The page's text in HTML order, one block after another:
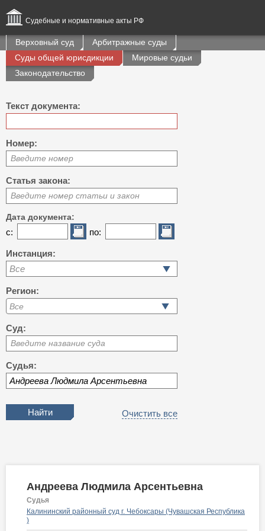
Судебные и нормативные акты РФ
Верховный суд
Арбитражные суды
Суды общей юрисдикции
Мировые судьи
Законодательство
Текст документа:
Номер:
Введите номер
Статья закона:
Введите номер статьи и закон
Дата документа:
с: по:
Инстанция:
Все
Регион:
Суд:
Введите название суда
Судья:
Очистить все
Андреева Людмила Арсентьевна
Судья
Калининский районный суд г. Чебоксары (Чувашская Республика
)